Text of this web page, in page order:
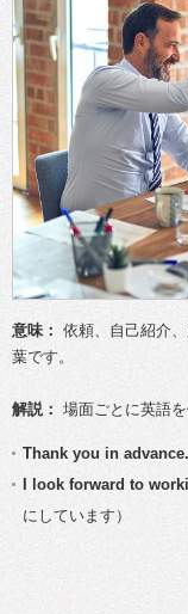
意味： 依頼、自己紹介
葉です。
解説： 場面ごとに英語
Thank you in advance.
I look forward to
にしています）